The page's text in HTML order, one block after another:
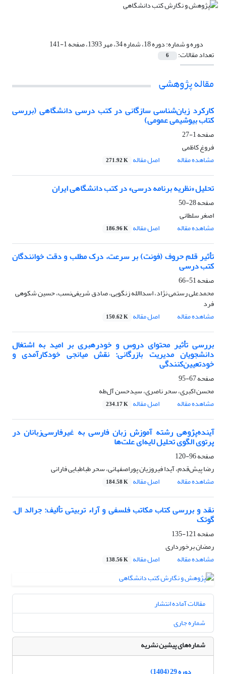
دوره و شماره:دوره 18، شماره 34، مهر 1393، صفحه 1-141
تعداد مقالات: 6
مقاله پژوهشی
کارکرد زبان‌شناسی سازگانی در کتب درسی دانشگاهی (بررسی
کتاب بیوشیمی عمومی)
صفحه1-27
فروغ کاظمی
مشاهده مقاله
اصل مقاله 271.92 K
تحلیل «نظریه برنامه ‌درسی» در کتب دانشگاهی ایران
صفحه28-50
اصغر سلطانی
مشاهده مقاله
اصل مقاله 186.96 K
تأثیر قلم حروف (فونت) بر سرعت، درک مطلب و دقت خوانندگان
کتب درسی
صفحه51-66
محمدعلی رستمی نژاد، اسداالله زنگویی، صادق شریفی‌نسب، حسین شکوهی‌
فرد
مشاهده مقاله
اصل مقاله 150.62 K
بررسی تأثیر محتوای دروس و خودرهبری بر امید به اشتغال
دانشجویان مدیریت بازرگانی: نقش میانجی خودکارآمدی و
خودتعیین‌کنندگی
صفحه67-95
محسن اکبری، سحر ناصری، سیدحسن آل‌طه
مشاهده مقاله
اصل مقاله 234.17 K
آینده‌پژوهی رشته آموزش زبان فارسی به غیرفارسی‌زبانان در
پرتوی الگوی تحلیل لایه‌ای علت‌ها
صفحه96-120
رضا پیش‌قدم، آیدا فیروزیان پوراصفهانی، سحر طباطبایی فارانی
مشاهده مقاله
اصل مقاله 184.58 K
نقد و بررسی کتاب مکاتب فلسفی و آراء تربیتی تألیف: جرالد ال.
گوتک
صفحه121-135
رمضان برخورداری
مشاهده مقاله
اصل مقاله 138.56 K
مقالات آماده انتشار
شماره جاری
شماره‌های پیشین نشریه